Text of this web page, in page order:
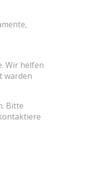
Wir helfen
warden
Bitte